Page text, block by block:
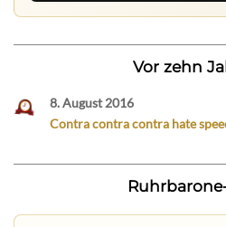
Vor zehn
8. August 2016
Contra contra contra hate